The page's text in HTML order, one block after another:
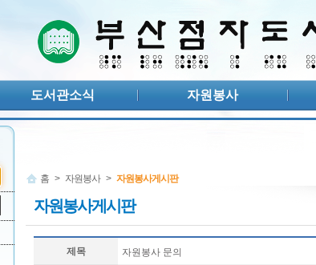
도서관소식 자원봉사
홈 > 자원봉사 > 자원봉사게시판
자원봉사게시판
제목 자원봉사 문의